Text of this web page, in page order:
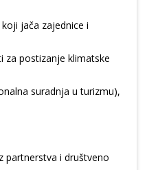
jača zajednice i
za postizanje klimatske
suradnja u turizmu),
partnerstva i društveno